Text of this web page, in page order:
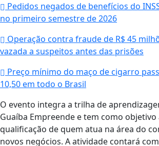
Pedidos negados de benefícios do
no primeiro semestre de 2026
Operação contra fraude de R$ 45
vazada a suspeitos antes das prisões
Preço mínimo do maço de cigarro
10,50 em todo o Brasil
O evento integra a trilha de
Guaíba Empreende e tem como objetivo
qualificação de quem atua na área do
novos negócios. A atividade contará